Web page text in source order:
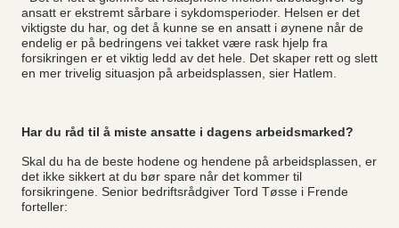
ansatt er ekstremt sårbare i sykdomsperioder. Helsen er det
viktigste du har, og det å kunne se en ansatt i øynene når de
endelig er på bedringens vei takket være rask hjelp fra
forsikringen er et viktig ledd av det hele. Det skaper rett og slett
en mer trivelig situasjon på arbeidsplassen, sier Hatlem.
Har du råd til å miste ansatte i dagens arbeidsmarked?
Skal du ha de beste hodene og hendene på arbeidsplassen, er
det ikke sikkert at du bør spare når det kommer til
forsikringene. Senior bedriftsrådgiver Tord Tøsse i Frende
forteller: